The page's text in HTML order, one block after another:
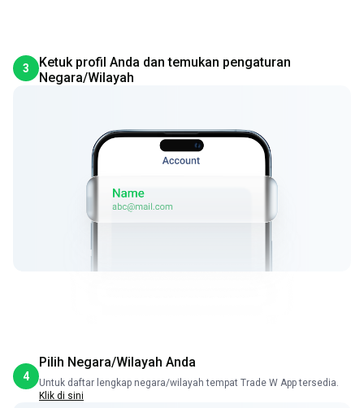
3
Ketuk profil Anda dan temukan pengaturan
Negara/Wilayah
4
Pilih Negara/Wilayah Anda
Untuk daftar lengkap negara/wilayah tempat Trade W App tersedia.
Klik di sini